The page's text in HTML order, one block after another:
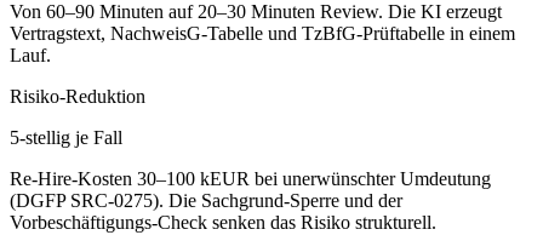
Von 60–90 Minuten auf 20–30 Minuten Review. Die KI erzeugt
Vertragstext, NachweisG-Tabelle und TzBfG-Prüftabelle in einem
Lauf.
Risiko-Reduktion
5-stellig je Fall
Re-Hire-Kosten 30–100 kEUR bei unerwünschter Umdeutung
(DGFP SRC-0275). Die Sachgrund-Sperre und der
Vorbeschäftigungs-Check senken das Risiko strukturell.